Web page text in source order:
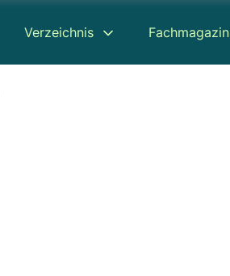
Verzeichnis Fachmagazin